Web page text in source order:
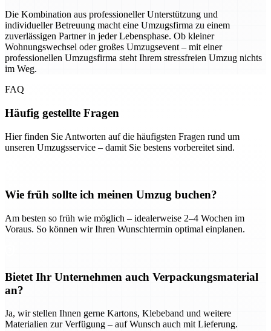
Die Kombination aus professioneller Unterstützung und
individueller Betreuung macht eine Umzugsfirma zu einem
zuverlässigen Partner in jeder Lebensphase. Ob kleiner
Wohnungswechsel oder großes Umzugsevent – mit einer
professionellen Umzugsfirma steht Ihrem stressfreien Umzug nichts
im Weg.
FAQ
Häufig gestellte Fragen
Hier finden Sie Antworten auf die häufigsten Fragen rund um
unseren Umzugsservice – damit Sie bestens vorbereitet sind.
Wie früh sollte ich meinen Umzug buchen?
Am besten so früh wie möglich – idealerweise 2–4 Wochen im
Voraus. So können wir Ihren Wunschtermin optimal einplanen.
Bietet Ihr Unternehmen auch Verpackungsmaterial
an?
Ja, wir stellen Ihnen gerne Kartons, Klebeband und weitere
Materialien zur Verfügung – auf Wunsch auch mit Lieferung.